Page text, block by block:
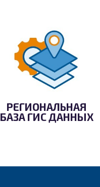
РЕГИОНАЛЬНАЯ
БАЗА ГИС ДАННЫХ